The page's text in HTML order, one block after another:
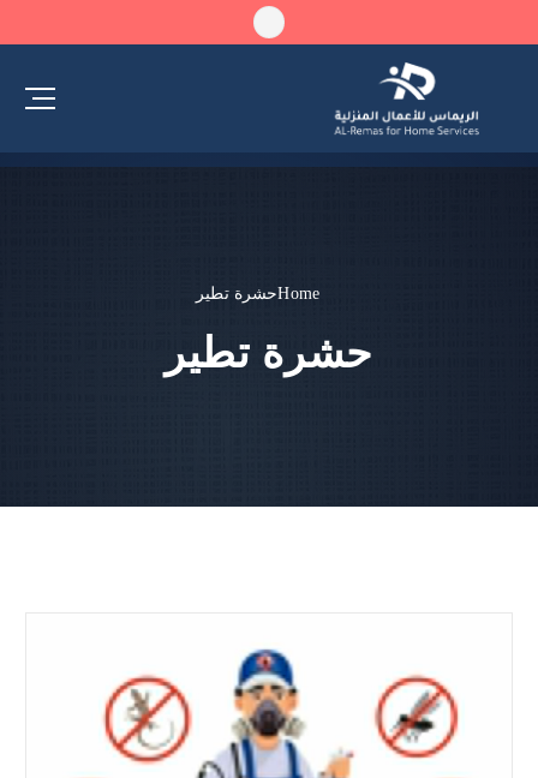
Homeحشرة تطير
حشرة تطير